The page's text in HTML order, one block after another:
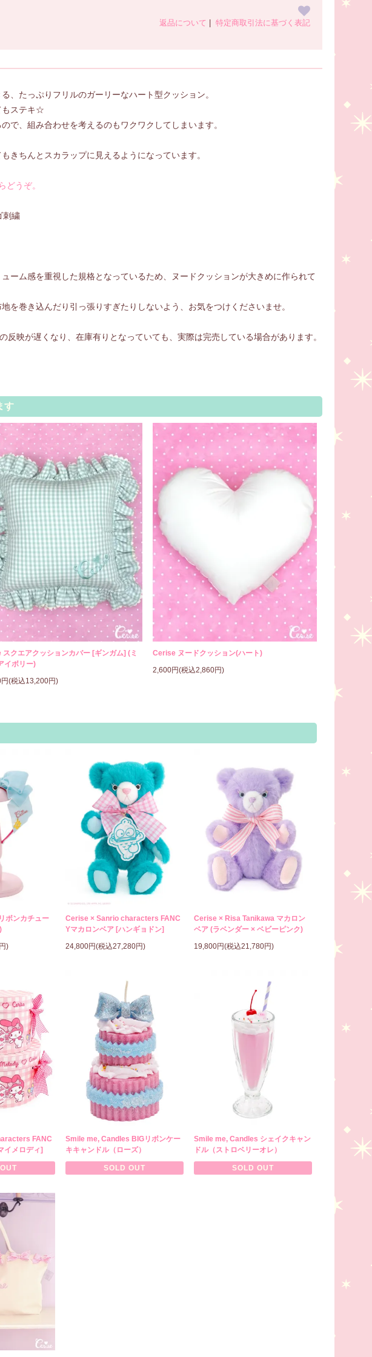
返品について 特定商取引法に基づく表記
、たっぷりフリルのガーリーなハート型クッション。
もステキ☆
で、組み合わせを考えるのもワクワクしてしまいます。
きちんとスカラップに見えるようになっています。
どうぞ。
刺繍
ーム感を重視した規格となっているため、ヌードクッションが大きめに作られて
を巻き込んだり引っ張りすぎたりしないよう、お気をつけくださいませ。
映が遅くなり、在庫有りとなっていても、実際は完売している場合があります。
す
クエアクッションカバー [ギンガム] (ミ
イボリー)
(税込13,200円)
Cerise ヌードクッション(ハート)
2,600円(税込2,860円)
ボンカチュー
)
Cerise × Sanrio characters FANC
Yマカロンベア [ハンギョドン]
24,800円(税込27,280円)
Cerise × Risa Tanikawa マカロン
ベア (ラベンダー × ベビーピンク)
19,800円(税込21,780円)
FANC
イメロディ]
Smile me, Candles BIGリボンケー
キキャンドル（ローズ）
SOLD OUT
Smile me, Candles シェイクキャン
ドル（ストロベリーオレ）
SOLD OUT